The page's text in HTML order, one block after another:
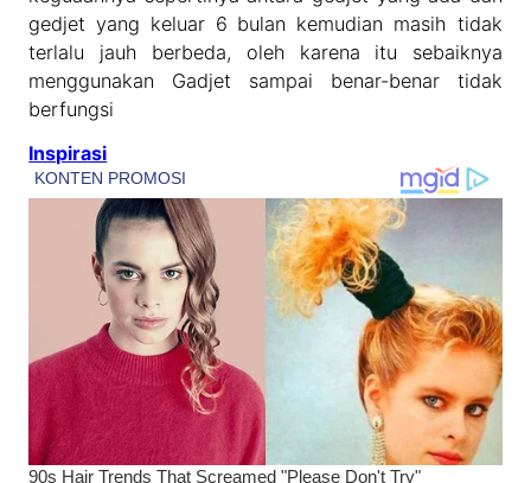
gedjet yang keluar 6 bulan kemudian masih tidak
terlalu jauh berbeda, oleh karena itu sebaiknya
menggunakan Gadjet sampai benar-benar tidak
berfungsi
Inspirasi